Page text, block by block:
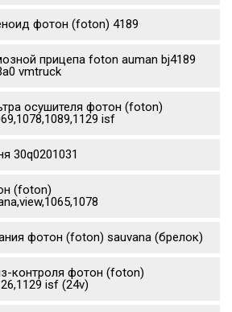
фотон (foton) 4189
прицепа foton auman bj4189
vmtruck
осушителя фотон (foton)
isf
30q0201031
(foton)
фотон (foton) sauvana (брелок)
контроля фотон (foton)
isf (24v)